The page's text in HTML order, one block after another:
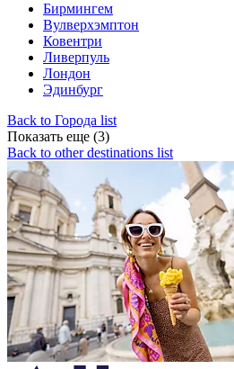
Бирмингем
Вулверхэмптон
Ковентри
Ливерпуль
Лондон
Эдинбург
Back to Города list
Показать еще (3)
Back to other destinations list